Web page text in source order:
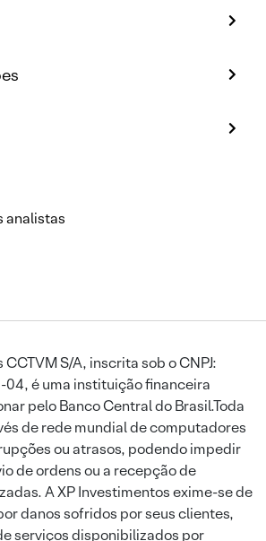
analistas
S/A, inscrita sob o CNPJ:
é uma instituição financeira
pelo Banco Central do Brasil.Toda
de rede mundial de computadores
ou atrasos, podendo impedir
de ordens ou a recepção de
A XP Investimentos exime-se de
danos sofridos por seus clientes,
serviços disponibilizados por